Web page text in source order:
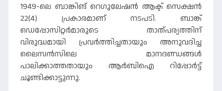
1949-ലെ ബാങ്കിങ് റെഗുലേഷൻ ആക്ട് സെക്ഷൻ
22(4) പ്രകാരമാണ് നടപടി. ബാങ്ക്
ഡെപ്പോസിറ്റർമാരുടെ താത്പര്യത്തിന്
വിരുദ്ധമായി പ്രവർത്തിച്ചതായും അനുവദിച്ച
ലൈസൻസിലെ മാനദണ്ഡങ്ങൾ
പാലിക്കാത്തതായും ആർബിഐ റിപ്പോർട്ട്
ചൂണ്ടിക്കാട്ടുന്നു.